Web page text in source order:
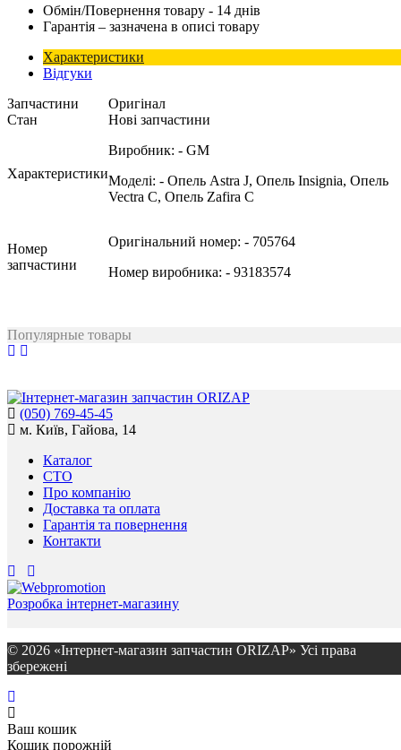
Обмін/Повернення товару - 14 днів
Гарантія – зазначена в описі товару
Характеристики
Відгуки
Запчастини
Оригінал
Стан
Нові запчастини
Характеристики
Виробник: - GM
Моделі: - Опель Astra J, Опель Insignia, Опель
Vectra C, Опель Zafira C
Номер
запчастини
Оригінальний номер: - 705764
Номер виробника: - 93183574
Популярные товары
(050) 769-45-45
м. Київ, Гайова, 14
Каталог
СТО
Про компанію
Доставка та оплата
Гарантія та повернення
Контакти
Розробка інтернет-магазину
© 2026 «Інтернет-магазин запчастин ORIZAP» Усі права
збережені
Ваш кошик
Кошик порожній